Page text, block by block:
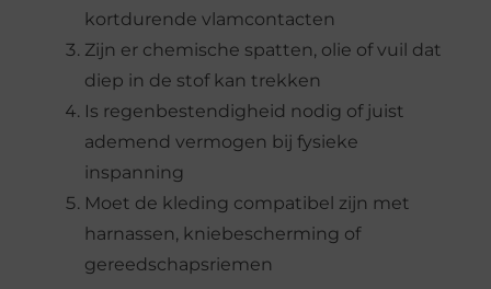
kortdurende vlamcontacten
Zijn er chemische spatten, olie of vuil dat
diep in de stof kan trekken
Is regenbestendigheid nodig of juist
ademend vermogen bij fysieke
inspanning
Moet de kleding compatibel zijn met
harnassen, kniebescherming of
gereedschapsriemen